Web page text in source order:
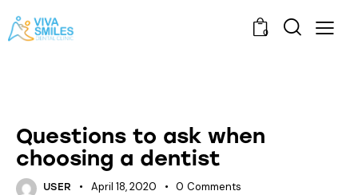
0
Questions to ask when
choosing a dentist
USER April 18, 2020 0 Comments